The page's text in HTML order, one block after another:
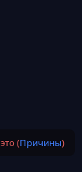
(Причины)